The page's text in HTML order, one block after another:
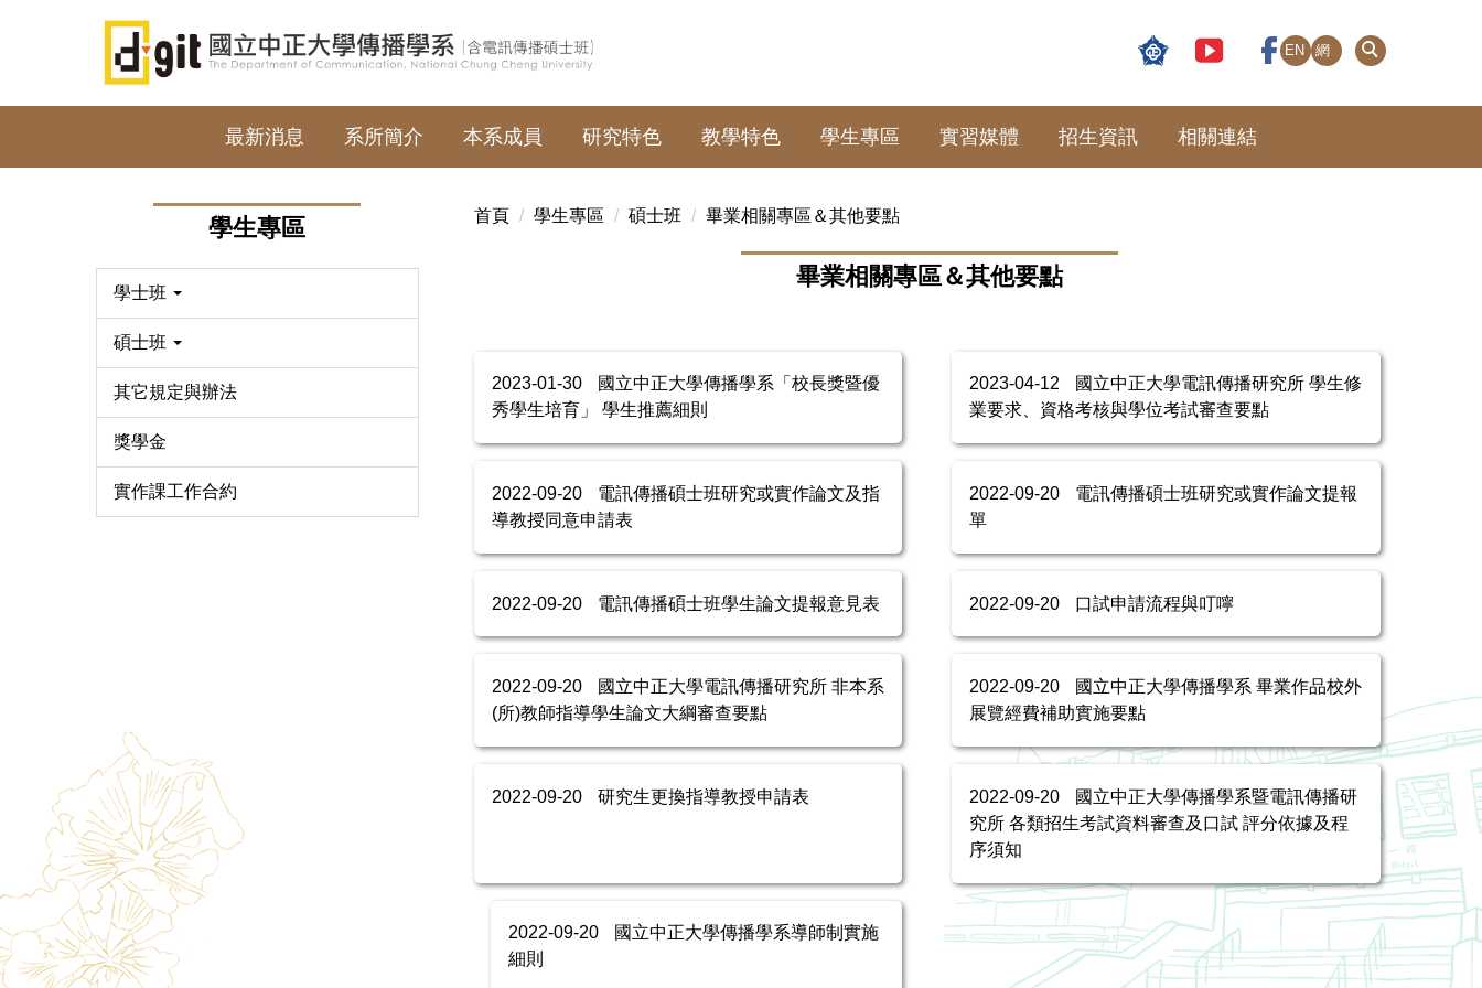
EN
網
最新消息 系所簡介 本系成員 研究特色 教學特色 學生專區 實習媒體 招生資訊 相關連結
學生專區
學士班
碩士班
其它規定與辦法
獎學金
實作課工作合約
首頁 學生專區 碩士班 畢業相關專區＆其他要點
畢業相關專區＆其他要點
2023-01-30
國立中正大學傳播學系「校長獎暨優
秀學生培育」 學生推薦細則
2023-04-12
國立中正大學電訊傳播研究所 學生修
業要求、資格考核與學位考試審查要點
2022-09-20
電訊傳播碩士班研究或實作論文及指
導教授同意申請表
2022-09-20
電訊傳播碩士班研究或實作論文提報
單
2022-09-20 電訊傳播碩士班學生論文提報意見表 2022-09-20 口試申請流程與叮嚀
2022-09-20
國立中正大學電訊傳播研究所 非本系
(所)教師指導學生論文大綱審查要點
2022-09-20
國立中正大學傳播學系 畢業作品校外
展覽經費補助實施要點
2022-09-20 研究生更換指導教授申請表 2022-09-20
國立中正大學傳播學系暨電訊傳播研
究所 各類招生考試資料審查及口試 評分依據及程
序須知
2022-09-20
國立中正大學傳播學系導師制實施
細則